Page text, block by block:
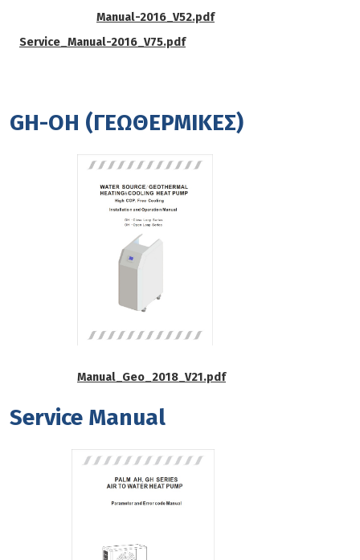
Manual-2016_V52.pdf
Service_Manual-2016_V75.pdf
GH-OH (ΓΕΩΘΕΡΜΙΚΕΣ)
Manual_Geo_2018_V21.pdf
Service Manual